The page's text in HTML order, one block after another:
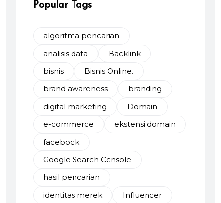
Popular Tags
algoritma pencarian
analisis data
Backlink
bisnis
Bisnis Online.
brand awareness
branding
digital marketing
Domain
e-commerce
ekstensi domain
facebook
Google Search Console
hasil pencarian
identitas merek
Influencer